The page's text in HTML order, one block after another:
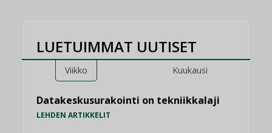
LUETUIMMAT UUTISET
Viikko Kuukausi
Datakeskusurakointi on tekniikkalaji
LEHDEN ARTIKKELIT